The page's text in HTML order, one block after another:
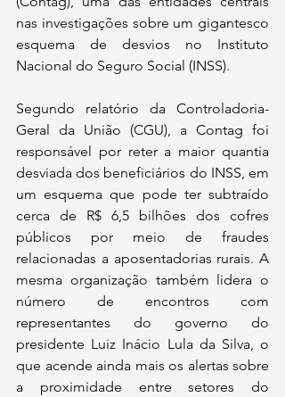
nas investigações sobre um gigantesco
esquema de desvios no Instituto
Nacional do Seguro Social (INSS).
Segundo relatório da Controladoria-
Geral da União (CGU), a Contag foi
responsável por reter a maior quantia
desviada dos beneficiários do INSS, em
um esquema que pode ter subtraído
cerca de R$ 6,5 bilhões dos cofres
públicos por meio de fraudes
relacionadas a aposentadorias rurais. A
mesma organização também lidera o
número de encontros com
representantes do governo do
presidente Luiz Inácio Lula da Silva, o
que acende ainda mais os alertas sobre
a proximidade entre setores do